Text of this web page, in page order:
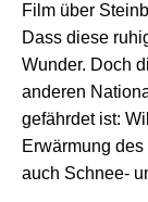
Film über
Dass diese
Wunder. Doch
anderen
gefährdet ist:
Erwärmung
auch Schnee-